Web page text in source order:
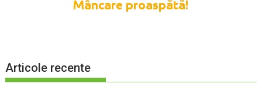
Articole recente